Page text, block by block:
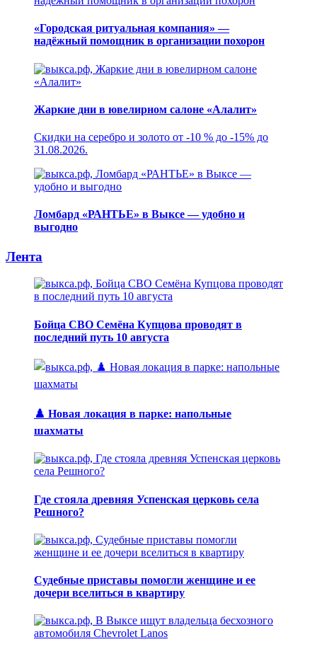
«Городская ритуальная компания» —
надёжный помощник в организации похорон
Жаркие дни в ювелирном салоне «Алалит»
Скидки на серебро и золото от -10 % до -15% до
31.08.2026.
Ломбард «РАНТЬЕ» в Выксе — удобно и
выгодно
Лента
Бойца СВО Семёна Купцова проводят в
последний путь 10 августа
♟️ Новая локация в парке: напольные
шахматы
Где стояла древняя Успенская церковь села
Решного?
Судебные приставы помогли женщине и ее
дочери вселиться в квартиру